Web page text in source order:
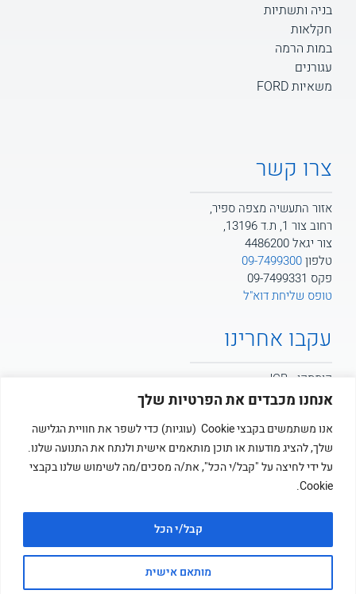
אנחנו מכבדים את הפרטיות שלך
אנו משתמשים בקבצי Cookie (עוגיות) כדי לשפר את חוויית הגלישה
שלך, להציג מודעות או תוכן מותאמים אישית ולנתח את התנועה שלנו.
על ידי לחיצה על "קבל/י הכל", את/ה מסכים/מה לשימוש שלנו בקבצי
Cookie.
מותאם אישית
קבל/י הכל
בניה ותשתיות
חקלאות
במות הרמה
עגורנים
משאיות FORD
צרו קשר
אזור התעשיה מצפה ספיר,
רחוב צור 1, ת.ד 13196,
צור יגאל 4486200
טלפון09-7499300
פקס 09-7499331
טופס שליחת דוא"ל
עקבו אחרינו
קומסקו - JCB
קומסקו - POTAIN
קומסקו
© כל הזכויות שמורות לקומסקו בע”מ ציוד מכני ושיטות בניה